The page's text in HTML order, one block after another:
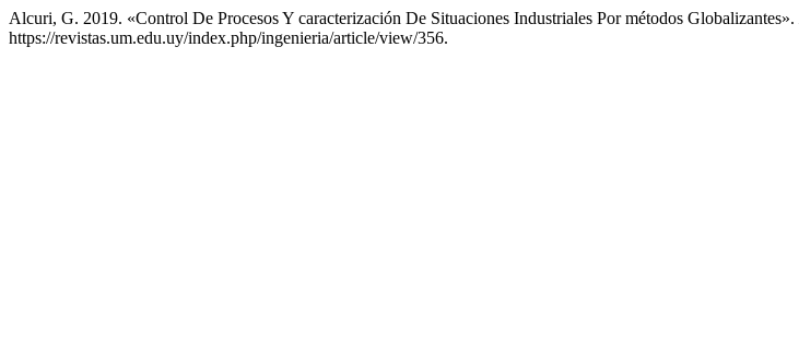
Alcuri, G. 2019. «Control De Procesos Y caracterización De Situaciones Industriales Por métodos Globalizantes».
https://revistas.um.edu.uy/index.php/ingenieria/article/view/356.